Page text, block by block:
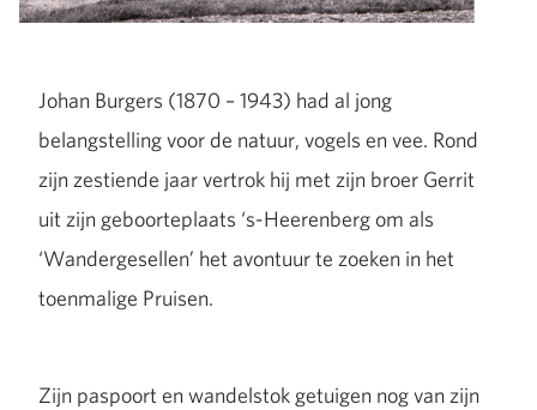
Johan Burgers (1870 – 1943) had al jong
belangstelling voor de natuur, vogels en vee. Rond
zijn zestiende jaar vertrok hij met zijn broer Gerrit
uit zijn geboorteplaats ‘s-Heerenberg om als
‘Wandergesellen’ het avontuur te zoeken in het
toenmalige Pruisen.
Zijn paspoort en wandelstok getuigen nog van zijn